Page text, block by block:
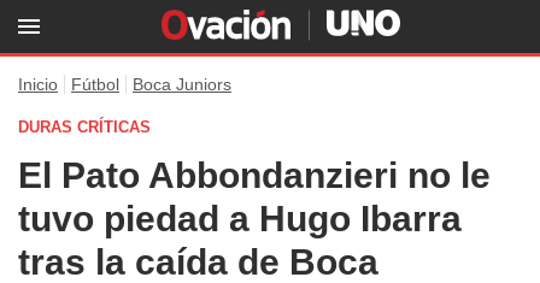
Inicio Fútbol Boca Juniors
DURAS CRÍTICAS
El Pato Abbondanzieri no le
tuvo piedad a Hugo Ibarra
tras la caída de Boca